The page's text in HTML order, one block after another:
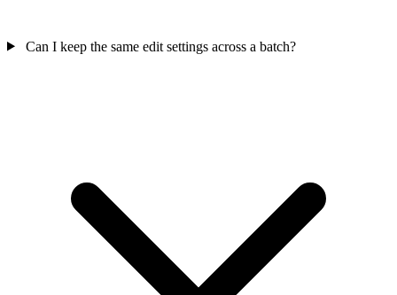
Can I keep the same edit settings across a batch?